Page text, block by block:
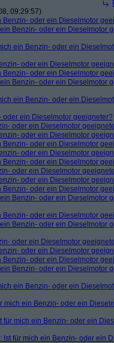
09:29:57)
Benzin- oder ein Dieselmotor
Benzin- oder ein Dieselmotor
ein Benzin- oder ein
oder ein Dieselmotor
Benzin- oder ein Dieselmotor
Benzin- oder ein Dieselmotor
ein Benzin- oder ein
oder ein Dieselmotor geeigneter?
oder ein Dieselmotor
oder ein Dieselmotor
Benzin- oder ein Dieselmotor
oder ein Dieselmotor
Benzin- oder ein Dieselmotor
oder ein Dieselmotor
oder ein Dieselmotor
Benzin- oder ein Dieselmotor
Benzin- oder ein Dieselmotor
Benzin- oder ein Dieselmotor
Benzin- oder ein Dieselmotor
oder ein Dieselmotor
oder ein Dieselmotor
Benzin- oder ein Dieselmotor
Benzin- oder ein Dieselmotor
ein Benzin- oder ein
mich ein Benzin- oder ein
für mich ein Benzin- oder ein
Ist für mich ein Benzin- oder ein